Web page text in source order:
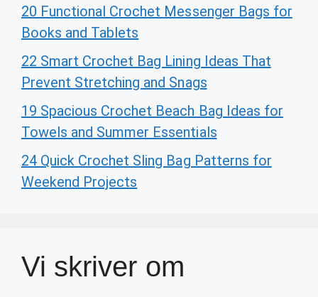
20 Functional Crochet Messenger Bags for
Books and Tablets
22 Smart Crochet Bag Lining Ideas That
Prevent Stretching and Snags
19 Spacious Crochet Beach Bag Ideas for
Towels and Summer Essentials
24 Quick Crochet Sling Bag Patterns for
Weekend Projects
Vi skriver om